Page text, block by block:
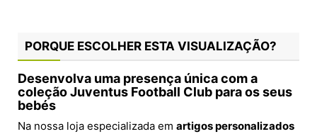
PORQUE ESCOLHER ESTA VISUALIZAÇÃO?
Desenvolva uma presença única com a
coleção Juventus Football Club para os seus
bebés
Na nossa loja especializada em artigos personalizados